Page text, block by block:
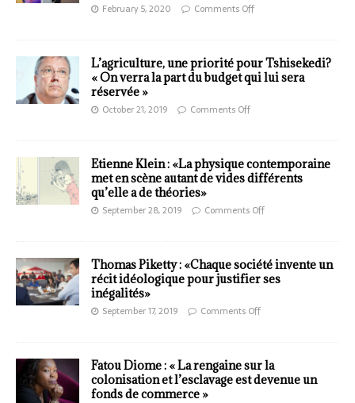
February 5, 2020 Comments Off
L’agriculture, une priorité pour Tshisekedi?
« On verra la part du budget qui lui sera
réservée »
October 21, 2019 Comments Off
Etienne Klein : «La physique contemporaine
met en scène autant de vides différents
qu’elle a de théories»
September 28, 2019 Comments Off
Thomas Piketty : «Chaque société invente un
récit idéologique pour justifier ses
inégalités»
September 17, 2019 Comments Off
Fatou Diome : « La rengaine sur la
colonisation et l’esclavage est devenue un
fonds de commerce »